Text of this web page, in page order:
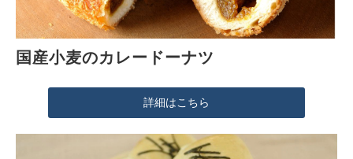
国産小麦のカレードーナツ
詳細はこちら